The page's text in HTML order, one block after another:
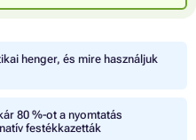
henger, és mire használjuk
80 %-ot a nyomtatás
festékkazetták